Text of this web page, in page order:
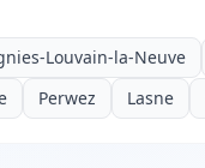
Louvain-la-Neuve
Perwez Lasne